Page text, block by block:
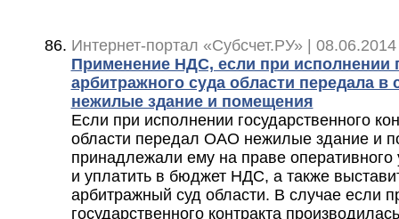
Интернет-портал «Субсчет.РУ» |
Применение НДС, если при исполнении
арбитражного суда области передала
нежилые здание и помещения
Если при исполнении государственного
области передал ОАО нежилые здание и
принадлежали ему на праве оперативного
и уплатить в бюджет НДС, а также
арбитражный суд области. В случае если
государственного контракта